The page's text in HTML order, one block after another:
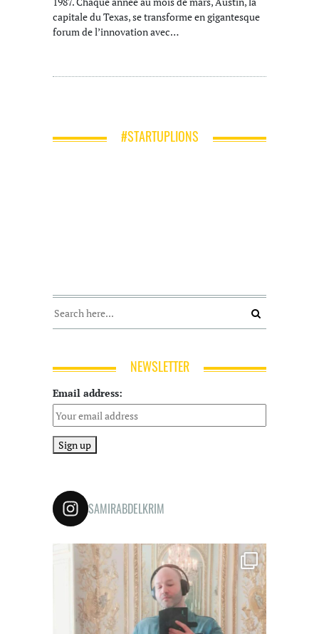
capitale du Texas, se transforme en gigantesque
forum de l’innovation avec…
#STARTUPLIONS
NEWSLETTER
Email address:
SAMIRABDELKRIM